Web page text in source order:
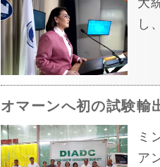
し
オマーンへ初の試験
ミ
ア